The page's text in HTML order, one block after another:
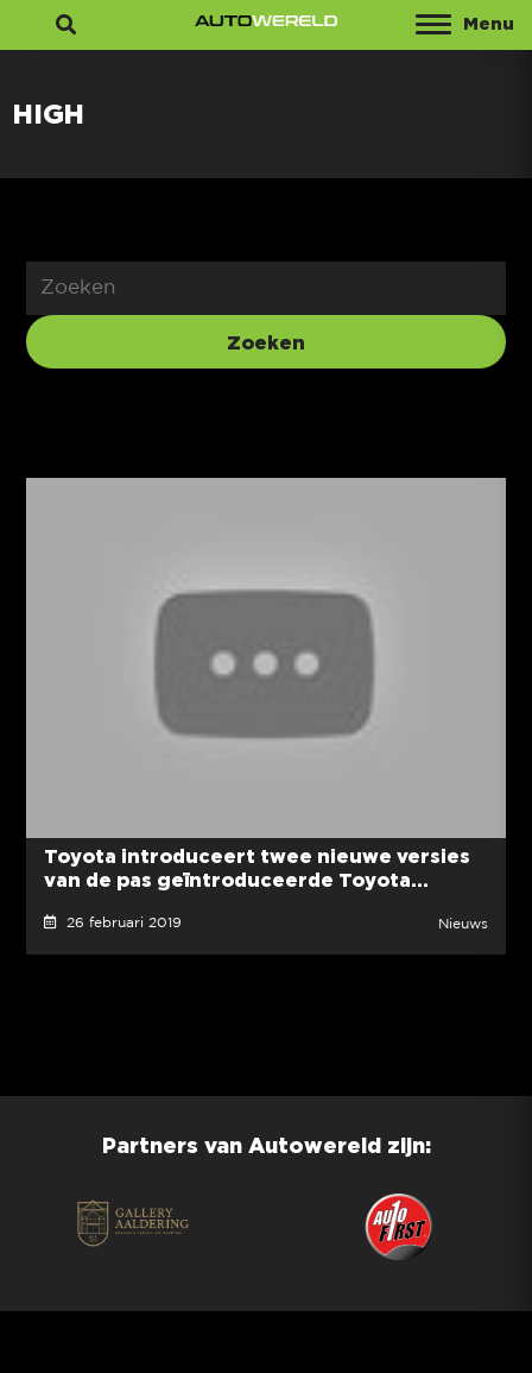
Menu
HIGH
Toyota introduceert twee nieuwe versies
van de pas geïntroduceerde Toyota...
26 februari 2019 Nieuws
Partners van Autowereld zijn: